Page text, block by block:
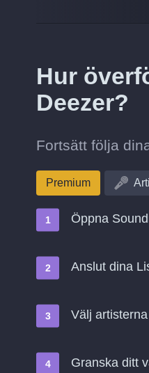
Hur
Deezer?
Fortsätt följa
Premium
Öppna
Anslut dina
Välj
Granska ditt